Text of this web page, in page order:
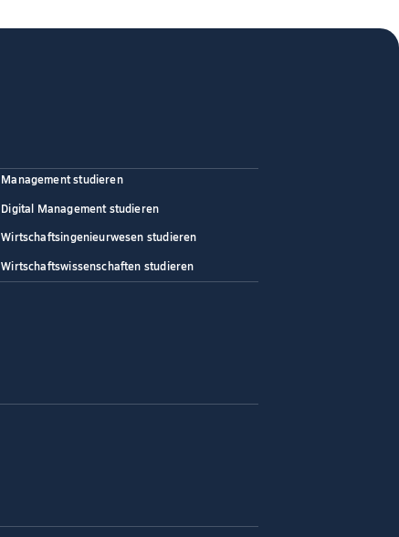
Management studieren
Digital Management studieren
Wirtschaftsingenieurwesen studieren
Wirtschaftswissenschaften studieren